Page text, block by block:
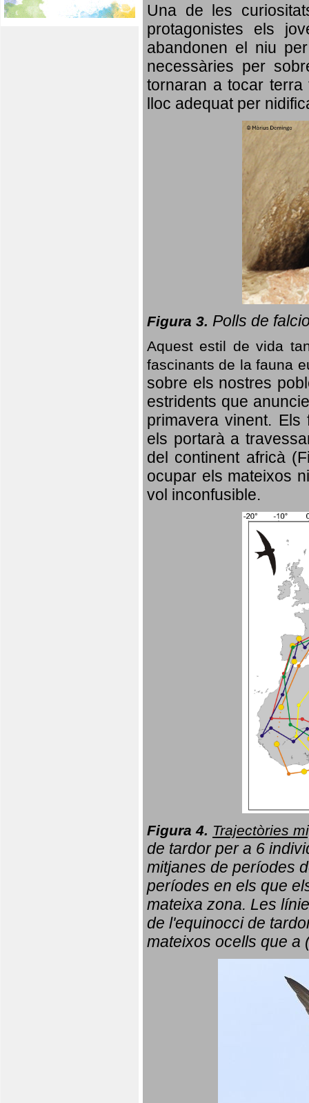
Una de les
protagonistes els
abandonen el niu
necessàries per
tornaran a tocar
lloc adequat per
Figura 3. Polls de
Aquest estil de vida
fascinants de la fauna
sobre els nostres
estridents que
primavera vinent. Els
els portarà a
del continent africà
ocupar els mateixos
vol inconfusible.
Figura 4. Trajectòries
de tardor per a 6
mitjanes de períodes
períodes en els que
mateixa zona. Les
de l'equinocci de
mateixos ocells que a